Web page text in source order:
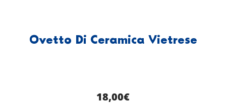
Ovetto Di Ceramica Vietrese
18,00€